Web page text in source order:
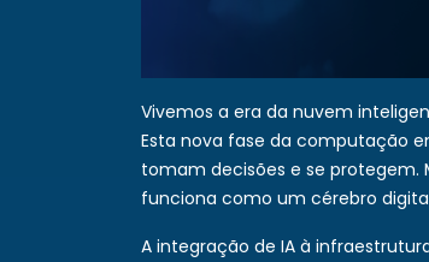
Vivemos a era da nuvem
Esta nova fase da computação
tomam decisões e se protegem.
funciona como um cérebro
A integração de IA à